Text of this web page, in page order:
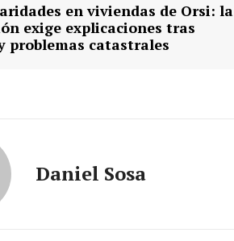
en viviendas de Orsi: la
exige explicaciones tras
problemas catastrales
Daniel Sosa